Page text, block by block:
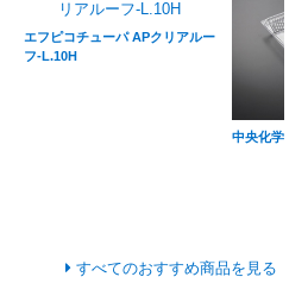
エフピコチューパ APクリアルー
フ-L.10H
中央化学 C-
すべてのおすすめ商品を見る